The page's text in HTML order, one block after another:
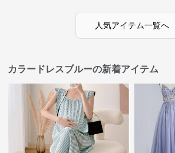
人気アイテム一覧へ